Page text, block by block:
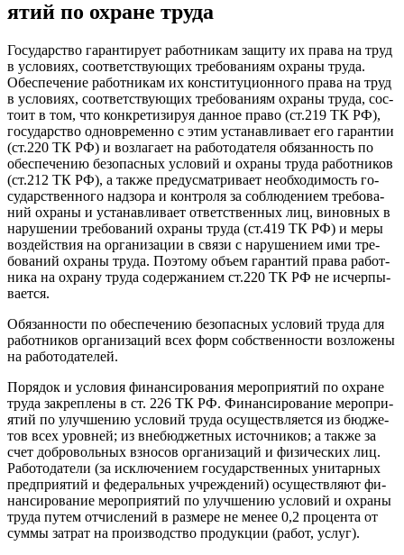
ятий по ох­ра­не тру­да
Го­сударс­тво га­ран­ти­ру­ет ра­бот­ни­кам за­щиту их пра­ва на труд
в ус­ло­ви­ях, со­от­ветс­тву­ющих тре­бова­ни­ям ох­ра­ны тру­да.
Обес­пе­чение ра­бот­ни­кам их кон­сти­туци­он­но­го пра­ва на труд
в ус­ло­ви­ях, со­от­ветс­тву­ющих тре­бова­ни­ям ох­ра­ны тру­да, сос­
то­ит в том, что кон­кре­тизи­руя дан­ное пра­во (ст.219 ТК РФ),
го­сударс­тво од­новре­мен­но с этим ус­та­нав­ли­ва­ет его га­ран­тии
(ст.220 ТК РФ) и воз­ла­га­ет на ра­бото­дате­ля обя­зан­ность по
обес­пе­чению бе­зопас­ных ус­ло­вий и ох­ра­ны тру­да ра­бот­ни­ков
(ст.212 ТК РФ), а так­же пре­дус­матри­ва­ет не­об­хо­димость го­
сударс­твен­но­го над­зо­ра и кон­тро­ля за соб­лю­дени­ем тре­бова­
ний ох­ра­ны и ус­та­нав­ли­ва­ет от­ветс­твен­ных лиц, ви­нов­ных в
на­руше­нии тре­бова­ний ох­ра­ны тру­да (ст.419 ТК РФ) и ме­ры
воз­дей­ствия на ор­га­низа­ции в свя­зи с на­руше­ни­ем ими тре­
бова­ний ох­ра­ны тру­да. По­это­му объ­ем га­ран­тий пра­ва ра­бот­
ни­ка на ох­ра­ну тру­да со­дер­жа­ни­ем ст.220 ТК РФ не ис­черпы­
ва­ет­ся.
Обя­зан­ности по обес­пе­чению бе­зопас­ных ус­ло­вий тру­да для
ра­бот­ни­ков ор­га­низа­ций всех форм собс­твен­ности воз­ло­жены
на ра­бото­дате­лей.
По­рядок и ус­ло­вия фи­нан­си­рова­ния ме­роп­ри­ятий по ох­ра­не
тру­да зак­репле­ны в ст. 226 ТК РФ. Фи­нан­си­рова­ние ме­роп­ри­
ятий по улуч­ше­нию ус­ло­вий тру­да осу­щест­вля­ет­ся из бюд­же­
тов всех уров­ней; из вне­бюд­жетных ис­точни­ков; а так­же за
счет доб­ро­воль­ных взно­сов ор­га­низа­ций и фи­зичес­ких лиц.
Ра­бото­дате­ли (за ис­клю­чени­ем го­сударс­твен­ных уни­тар­ных
пред­при­ятий и фе­дераль­ных уч­режде­ний) осу­щест­вля­ют фи­
нан­си­рова­ние ме­роп­ри­ятий по улуч­ше­нию ус­ло­вий и ох­ра­ны
тру­да пу­тем от­числе­ний в раз­ме­ре не ме­нее 0,2 про­цен­та от
сум­мы зат­рат на про­из­водс­тво про­дук­ции (ра­бот, ус­луг).